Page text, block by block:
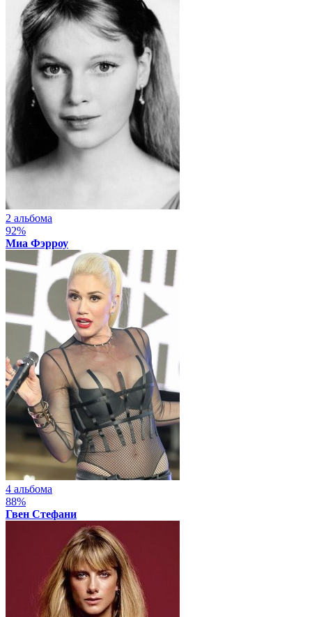
2 альбома
92%
Миа Фэрроу
4 альбома
88%
Гвен Стефани